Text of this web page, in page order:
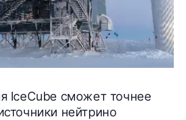
IceCube сможет точнее
нейтрино